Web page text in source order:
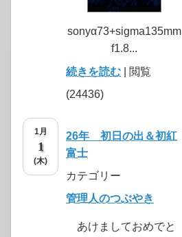
sonyα73+sigma135mm
f1.8...
続きを読む | 閲覧
(24436)
1月
1
(木)
26年 初日の出＆初紅
富士
カテゴリー
管理人のつぶやき
あけましておめでと